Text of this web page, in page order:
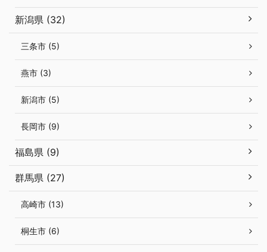
新潟県 (32)
三条市 (5)
燕市 (3)
新潟市 (5)
長岡市 (9)
福島県 (9)
群馬県 (27)
高崎市 (13)
桐生市 (6)